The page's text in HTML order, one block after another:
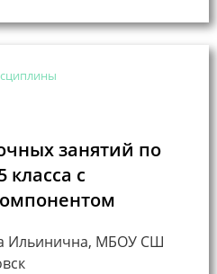
занятий по
класса с
Ильинична, МБОУ СШ